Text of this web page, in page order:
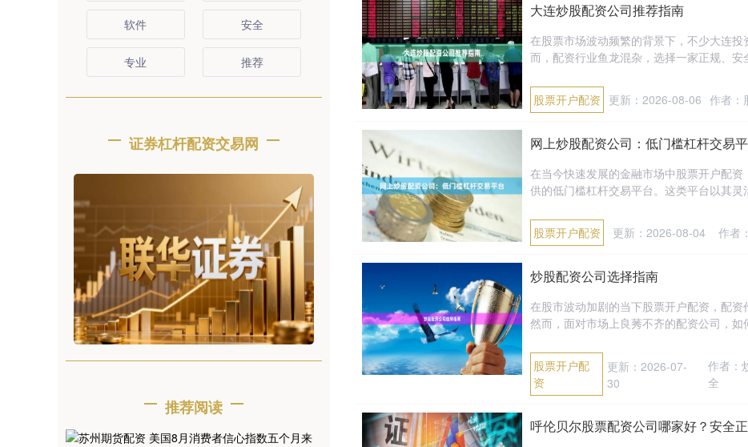
大连炒股配资公司推荐指南
在股票市场波动频繁的背景下，不少大连
而，配资行业鱼龙混杂，选择一家正规、
股票开户配资 更新：2026-08-06 作者：
网上炒股配资公司：低门槛杠杆交易
在当今快速发展的金融市场中股票开户配
供的低门槛杠杆交易平台。这类平台以其
股票开户配资 更新：2026-08-04 作者
炒股配资公司选择指南
在股市波动加剧的当下股票开户配资，配资
然而，面对市场上良莠不齐的配资公司，
股票开户配
资
更新：2026-07-
30
作者：
全
呼伦贝尔股票配资公司哪家好？安全
软件 安全
专业 推荐
证券杠杆配资交易网
推荐阅读